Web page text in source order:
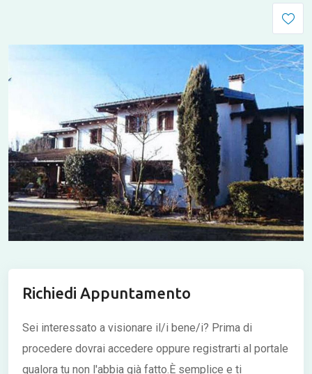
Richiedi Appuntamento
Sei interessato a visionare il/i bene/i? Prima di
procedere dovrai accedere oppure registrarti al portale
qualora tu non l'abbia già fatto.È semplice e ti